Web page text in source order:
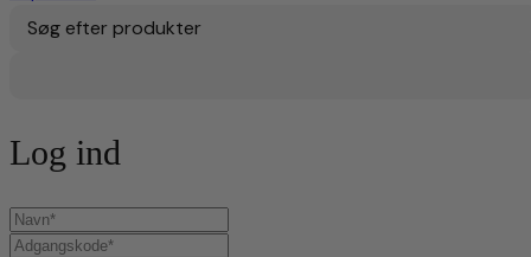
Søg efter produkter
Log ind